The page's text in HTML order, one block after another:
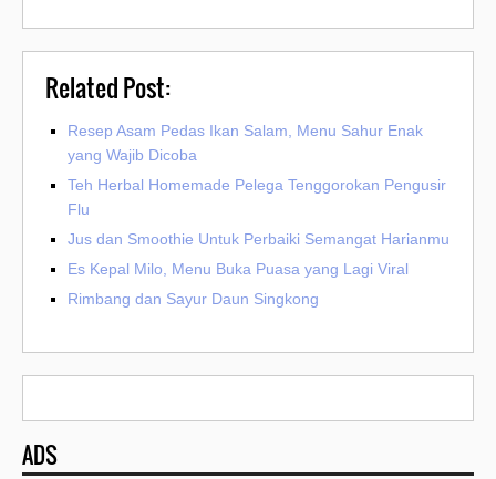
Related Post:
Resep Asam Pedas Ikan Salam, Menu Sahur Enak
yang Wajib Dicoba
Teh Herbal Homemade Pelega Tenggorokan Pengusir
Flu
Jus dan Smoothie Untuk Perbaiki Semangat Harianmu
Es Kepal Milo, Menu Buka Puasa yang Lagi Viral
Rimbang dan Sayur Daun Singkong
ADS